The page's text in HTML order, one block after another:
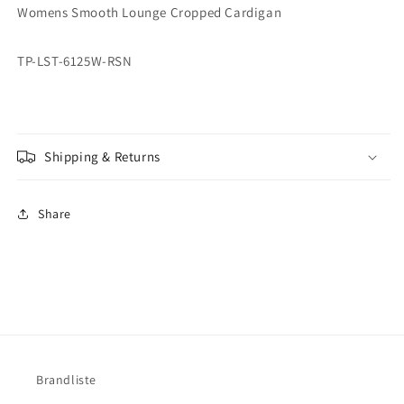
Womens Smooth Lounge Cropped Cardigan
TP-LST-6125W-RSN
Shipping & Returns
Share
Brandliste